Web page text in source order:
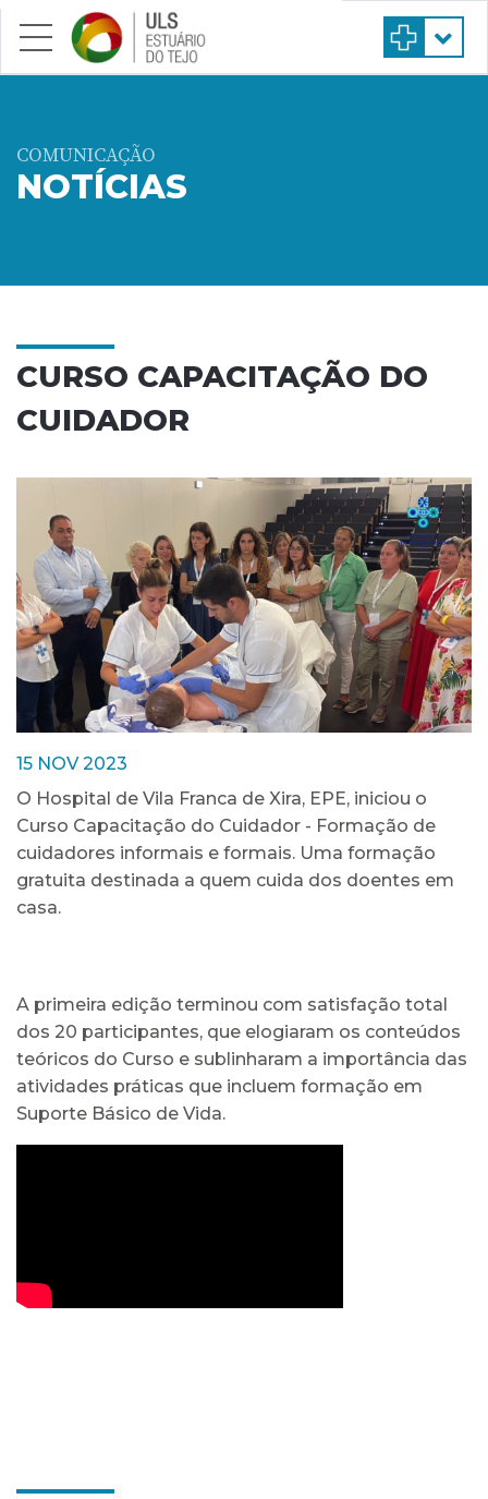
Saltar para conteúdo principal
COMUNICAÇÃO
NOTÍCIAS
CURSO CAPACITAÇÃO DO
CUIDADOR
15 NOV 2023
O Hospital de Vila Franca de Xira, EPE, iniciou o
Curso Capacitação do Cuidador - Formação de
cuidadores informais e formais. Uma formação
gratuita destinada a quem cuida dos doentes em
casa.
A primeira edição terminou com satisfação total
dos 20 participantes, que elogiaram os conteúdos
teóricos do Curso e sublinharam a importância das
atividades práticas que incluem formação em
Suporte Básico de Vida.